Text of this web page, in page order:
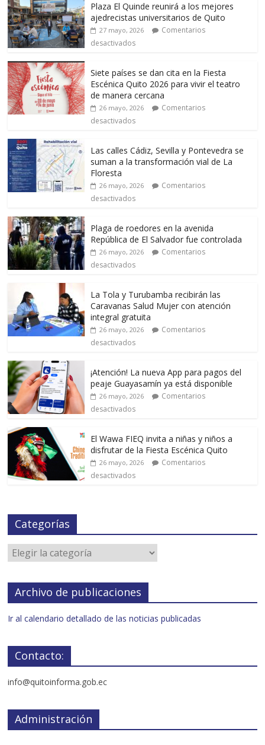
Plaza El Quinde reunirá a los mejores
ajedrecistas universitarios de Quito
27 mayo, 2026
Comentarios
desactivados
Siete países se dan cita en la Fiesta
Escénica Quito 2026 para vivir el teatro
de manera cercana
26 mayo, 2026
Comentarios
desactivados
Las calles Cádiz, Sevilla y Pontevedra se
suman a la transformación vial de La
Floresta
26 mayo, 2026
Comentarios
desactivados
Plaga de roedores en la avenida
República de El Salvador fue controlada
26 mayo, 2026
Comentarios
desactivados
La Tola y Turubamba recibirán las
Caravanas Salud Mujer con atención
integral gratuita
26 mayo, 2026
Comentarios
desactivados
¡Atención! La nueva App para pagos del
peaje Guayasamín ya está disponible
26 mayo, 2026
Comentarios
desactivados
El Wawa FIEQ invita a niñas y niños a
disfrutar de la Fiesta Escénica Quito
26 mayo, 2026
Comentarios
desactivados
Categorías
Archivo de publicaciones
Ir al calendario detallado de las noticias publicadas
Contacto:
info@quitoinforma.gob.ec
Administración